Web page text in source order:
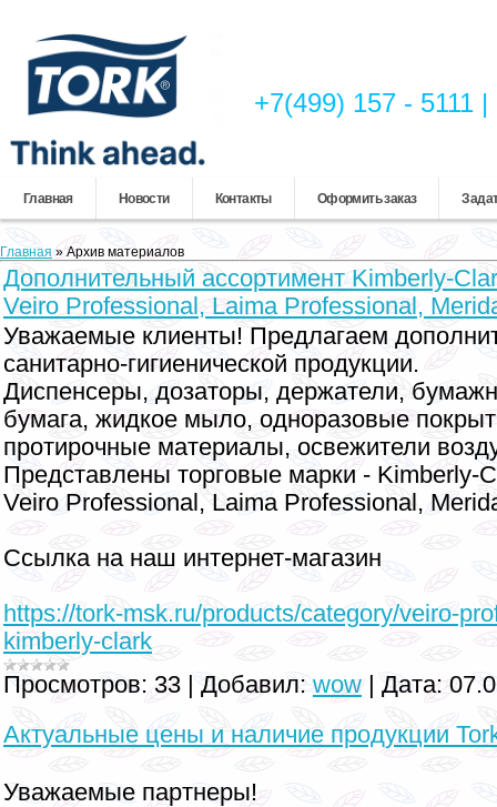
+7(499) 157 -
Главная Новости Контакты Оформить заказ
Главная » Архив материалов
Дополнительный ассортимент Kimberly-
Veiro Professional, Laima Professional,
Уважаемые клиенты! Предлагаем
санитарно-гигиенической продукции.
Диспенсеры, дозаторы, держатели,
бумага, жидкое мыло, одноразовые
протирочные материалы, освежители
Представлены торговые марки - Kimberly-
Veiro Professional, Laima Professional,
Ссылка на наш интернет-магазин
https://tork-msk.ru/products/category/veiro-
kimberly-clark
Просмотров: 33 Добавил: wow Дата:
Актуальные цены и наличие продукции
Уважаемые партнеры!